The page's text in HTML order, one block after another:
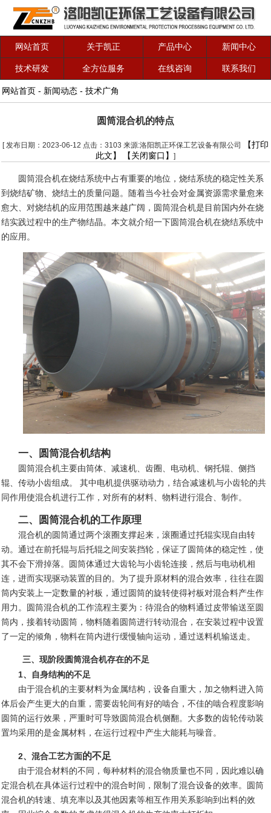
网站首页 关于凯正 产品中心 新闻中心
技术研发 全方位服务 在线咨询 联系我们
网站首页 - 新闻动态 - 技术广角
圆筒混合机的特点
[ 发布日期：2023-06-12 点击：3103 来源:洛阳凯正环保工艺设备有限公司
【打印
此文】
【关闭窗口】 ]
圆筒混合机在烧结系统中占有重要的地位，烧结系统的稳定性关系
到烧结矿物、烧结土的质量问题。随着当今社会对金属资源需求量愈来
愈大、对烧结机的应用范围越来越广阔，圆筒混合机是目前国内外在烧
结实践过程中的生产物结晶。本文就介绍一下圆筒混合机在烧结系统中
的应用。
一、圆筒混合机结构
圆筒混合机主要由筒体、减速机、齿圈、电动机、钢托辊、侧挡
辊、传动小齿组成。
其中电机提供驱动动力，结合减速机与小齿轮的共
同作用使混合机进行工作，对所有的材料、物料进行混合、制作。
二、圆筒混合机的工作原理
混合机的圆筒通过两个滚圈支撑起来，滚圈通过托辊实现自由转
动。通过在前托辊与后托辊之间安装挡轮，保证了圆筒体的稳定性，使
其不会下滑掉落。圆筒体通过大齿轮与小齿轮连接，然后与电动机相
连，进而实现驱动装置的目的。 为了提升原材料的混合效率，往往在圆
筒内安装上一定数量的衬板，通过圆筒的旋转使得衬板对混合料产生作
用力 。 圆筒混合机的工作流程主要为 ：待混合的物料通过皮带输送至圆
筒内，接着转动圆筒，物料随着圆筒进行转动混合，在安装过程中设置
了一定的倾角，物料在筒内进行缓慢轴向运动 ，通过送料机输送走。
三、现阶段圆筒混合机存在的不足
1、自身结构的不足
由于混合机的主要材料为金属结构，设备自重大， 加之物料进入筒
体后会产生更大的自重， 需要齿轮间有好的啮合 ，不佳的啮合程度影响
圆筒的运行效果，严重时可导致圆筒混合机侧翻。大多数的齿轮传动装
置均采用的是金属材料，在运行过程中产生大能耗与噪音。
2、混合工艺方面的不足
由于混合材料的不同，每种材料的混合物质量也不同，因此难以确
定混合机在具体运行过程中的混合时间，限制了混合设备的效率。圆筒
混合机的转速、填充率以及其他因素等相互作用关系影响到出料的效